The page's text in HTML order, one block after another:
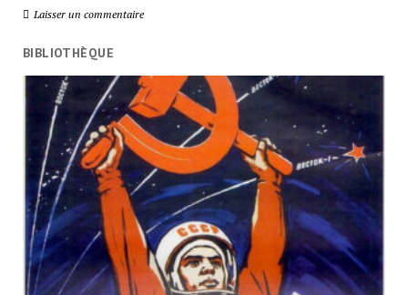
Laisser un commentaire
BIBLIOTHÈQUE